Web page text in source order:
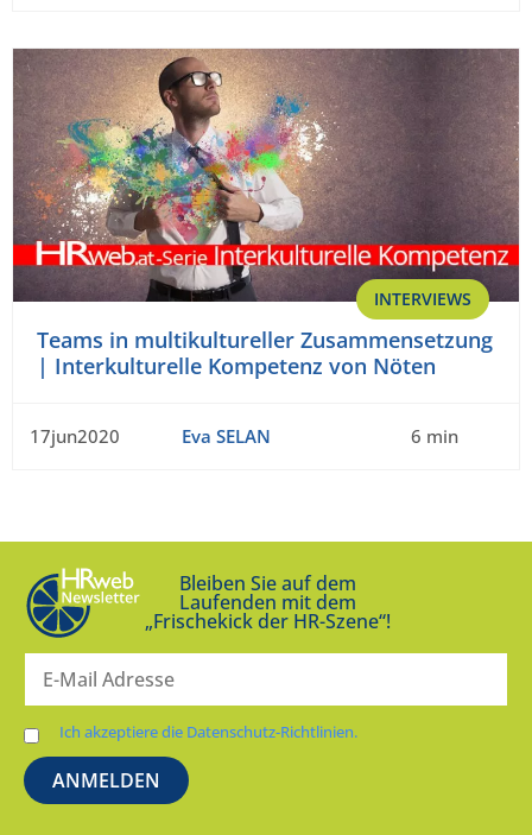
INTERVIEWS
Teams in multikultureller Zusammensetzung
| Interkulturelle Kompetenz von Nöten
17jun2020 Eva SELAN 6 min
Bleiben Sie auf dem
Laufenden mit dem
„Frischekick der HR-Szene“!
Ich akzeptiere die Datenschutz-Richtlinien.